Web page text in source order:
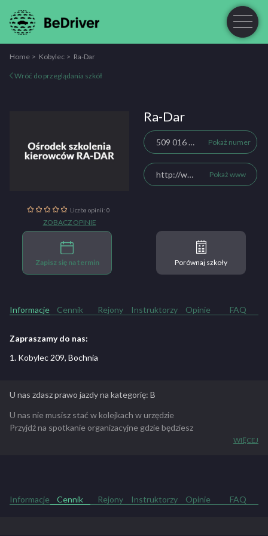
Home Kobylec Ra-Dar
Wróć do przeglądania szkół
Liczba opinii: 0
ZOBACZ OPINIE
Ra-Dar
509 016 607 Pokaż numer
http://www.ra-dar.pl/ Pokaż www
Zapisz się na termin Porównaj szkoły
Informacje Cennik Rejony Instruktorzy Opinie FAQ
Zapraszamy do nas:
1. Kobylec 209, Bochnia
U nas zdasz prawo jazdy na kategorię: B
U nas nie musisz stać w kolejkach w urzędzie
Przyjdź na spotkanie organizacyjne gdzie będziesz
miejscem zameldowania (starostwo lub urząd miasta).
WIĘCEJ
Informacje Cennik Rejony Instruktorzy Opinie FAQ